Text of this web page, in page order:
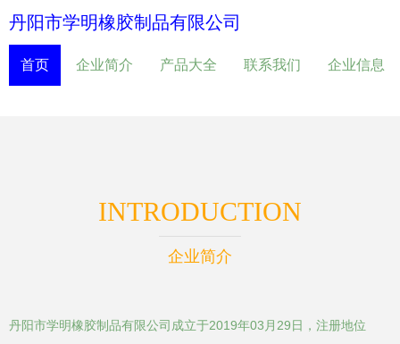
丹阳市学明橡胶制品有限公司
首页 企业简介 产品大全 联系我们 企业信息
INTRODUCTION
企业简介
丹阳市学明橡胶制品有限公司成立于2019年03月29日，注册地位